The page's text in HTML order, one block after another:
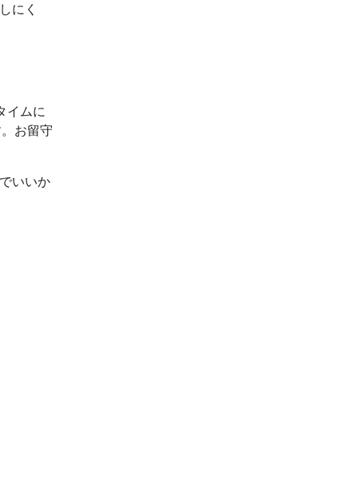
にく
イムに
お留守
いいか